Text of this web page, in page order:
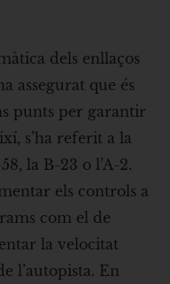
dels enllaços
assegurat que és
punts per garantir
s’ha referit a la
la B-23 o l’A-2.
els controls a
com el de
la velocitat
l’autopista. En